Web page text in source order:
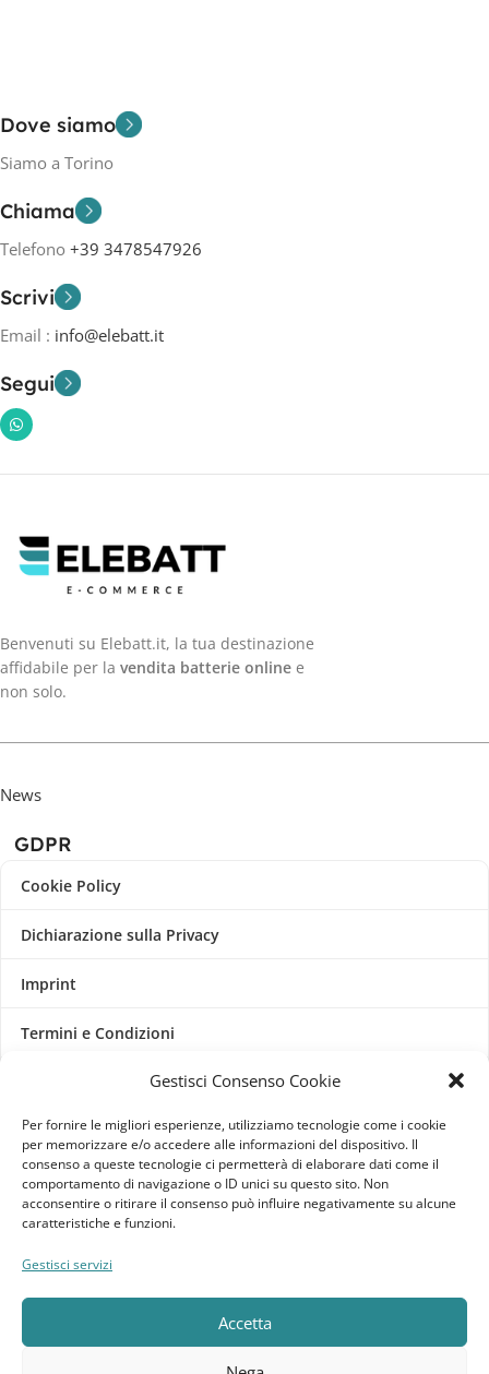
Gestisci Consenso Cookie
Per fornire le migliori esperienze, utilizziamo tecnologie come i cookie
per memorizzare e/o accedere alle informazioni del dispositivo. Il
consenso a queste tecnologie ci permetterà di elaborare dati come il
comportamento di navigazione o ID unici su questo sito. Non
acconsentire o ritirare il consenso può influire negativamente su alcune
caratteristiche e funzioni.
Gestisci servizi
Accetta
Dove siamo
Siamo a Torino
Chiama
Telefono +39 3478547926
Scrivi
Email : info@elebatt.it
Segui
Benvenuti su Elebatt.it, la tua destinazione
affidabile per la vendita batterie online e
non solo.
News
GDPR
Cookie Policy
Dichiarazione sulla Privacy
Imprint
Termini e Condizioni
Pagine Dedicate
Raffrescatori Evaporativi Industriali